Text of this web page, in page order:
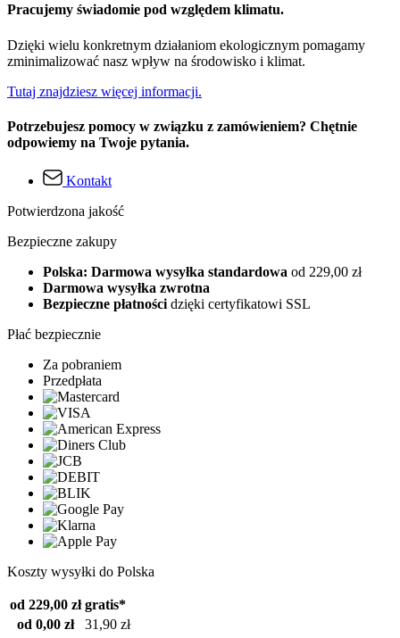
Pracujemy świadomie pod względem klimatu.
Dzięki wielu konkretnym działaniom ekologicznym pomagamy
zminimalizować nasz wpływ na środowisko i klimat.
Tutaj znajdziesz więcej informacji.
Potrzebujesz pomocy w związku z zamówieniem? Chętnie
odpowiemy na Twoje pytania.
Kontakt
Potwierdzona jakość
Bezpieczne zakupy
Polska: Darmowa wysyłka standardowa od 229,00 zł
Darmowa wysyłka zwrotna
Bezpieczne płatności dzięki certyfikatowi SSL
Płać bezpiecznie
Za pobraniem
Przedpłata
Koszty wysyłki do Polska
od 229,00 zł gratis*
od 0,00 zł
31,90 zł